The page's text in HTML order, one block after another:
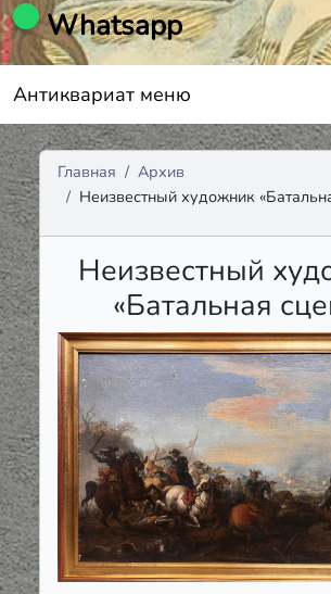
Whatsapp
Антиквариат меню
Главная
Архив
Неизвестный художник
Неизвестный
«Батальная